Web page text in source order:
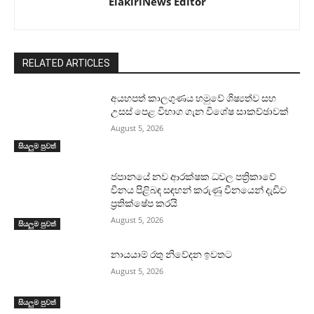
RELATED ARTICLES
සියලුම පුවත්
අයහපත් කාලගුණය හමුවේ ශිෂ්‍යත්ව සහ
උසස් පෙළ විභාග ගැන විශේෂ සාකච්ඡාවක්
August 5, 2026
සියලුම පුවත්
ජපානයේ නව ආරක්ෂක ධවල පත්‍රිකාවේ
චීනය පිළිබඳ සඳහන් කරුණු චීනයෙන් දැඩිව
ප්‍රතික්ෂේප කරයි
August 5, 2026
සියලුම පුවත්
නායයාම් රතු නිවේදන ඉවතට
August 5, 2026